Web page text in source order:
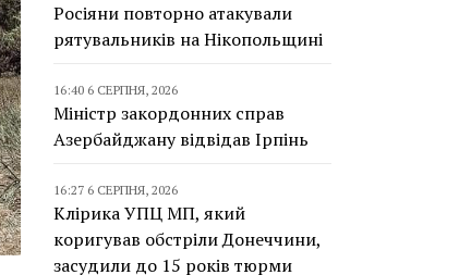
Росіяни повторно атакували
рятувальників на Нікопольщині
16:40 6 СЕРПНЯ, 2026
Міністр закордонних справ
Азербайджану відвідав Ірпінь
16:27 6 СЕРПНЯ, 2026
Клірика УПЦ МП, який
коригував обстріли Донеччини,
засудили до 15 років тюрми